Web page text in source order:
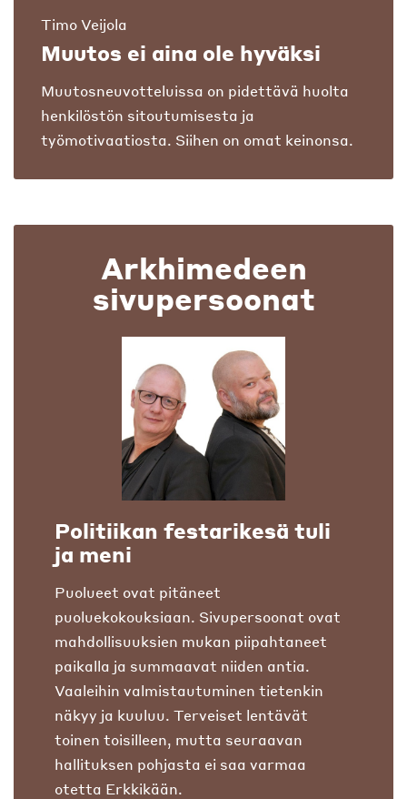
Timo Veijola
Muutos ei aina ole hyväksi
Muutosneuvotteluissa on pidettävä huolta
henkilöstön sitoutumisesta ja
työmotivaatiosta. Siihen on omat keinonsa.
Arkhimedeen
sivupersoonat
Politiikan festarikesä tuli
ja meni
Puolueet ovat pitäneet
puoluekokouksiaan. Sivupersoonat ovat
mahdollisuuksien mukan piipahtaneet
paikalla ja summaavat niiden antia.
Vaaleihin valmistautuminen tietenkin
näkyy ja kuuluu. Terveiset lentävät
toinen toisilleen, mutta seuraavan
hallituksen pohjasta ei saa varmaa
otetta Erkkikään.